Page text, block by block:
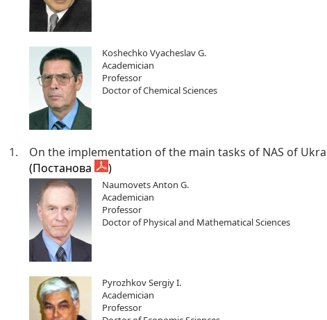
Koshechko Vyacheslav G.
Academician
Professor
Doctor of Chemical Sciences
1.
On the implementation of the main tasks of NAS of
(Постанова
)
Naumovets Anton G.
Academician
Professor
Doctor of Physical and Mathematical Sciences
Pyrozhkov Sergiy I.
Academician
Professor